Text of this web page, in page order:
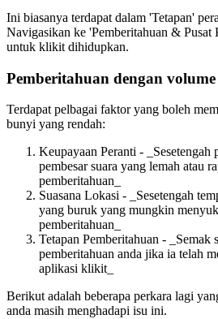
Ini biasanya terdapat dalam 'Tetapan'
Navigasikan ke 'Pemberitahuan & Pusat
untuk klikit dihidupkan.
Pemberitahuan dengan
Terdapat pelbagai faktor yang boleh
bunyi yang rendah:
Keupayaan Peranti - _Sesetengah
pembesar suara yang lemah atau
pemberitahuan_
Suasana Lokasi - _Sesetengah
yang buruk yang mungkin
pemberitahuan_
Tetapan Pemberitahuan - _Semak
pemberitahuan anda jika ia telah
aplikasi klikit_
Berikut adalah beberapa perkara lagi
anda masih menghadapi isu ini.